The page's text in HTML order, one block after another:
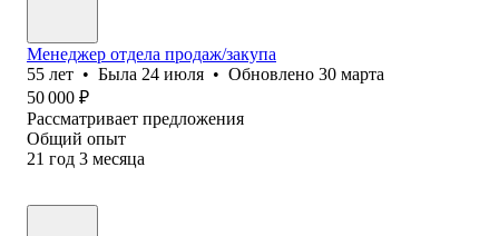
Менеджер отдела продаж/закупа
55 лет • Была 24 июля • Обновлено 30 марта
50 000 ₽
Рассматривает предложения
Общий опыт
21 год 3 месяца